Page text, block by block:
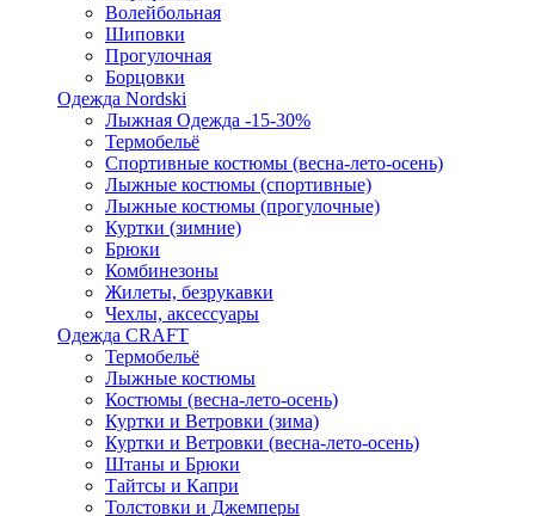
Волейбольная
Шиповки
Прогулочная
Борцовки
Одежда Nordski
Лыжная Одежда -15-30%
Термобельё
Спортивные костюмы (весна-лето-осень)
Лыжные костюмы (спортивные)
Лыжные костюмы (прогулочные)
Куртки (зимние)
Брюки
Комбинезоны
Жилеты, безрукавки
Чехлы, аксессуары
Одежда CRAFT
Термобельё
Лыжные костюмы
Костюмы (весна-лето-осень)
Куртки и Ветровки (зима)
Куртки и Ветровки (весна-лето-осень)
Штаны и Брюки
Тайтсы и Капри
Толстовки и Джемперы